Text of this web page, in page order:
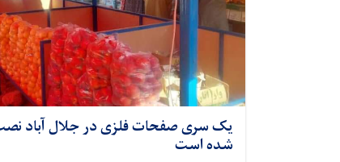
یک سری صفحات فلزی در جلال آباد
شده است